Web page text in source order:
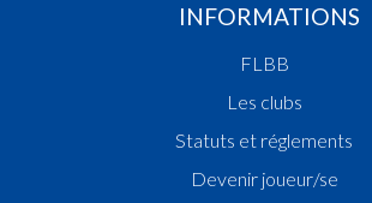
INFORMATIONS
FLBB
Les clubs
Statuts et réglements
Devenir joueur/se